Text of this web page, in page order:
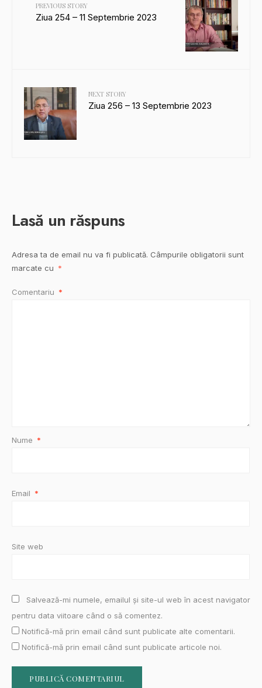
PREVIOUS STORY
Ziua 254 – 11 Septembrie 2023
NEXT STORY
Ziua 256 – 13 Septembrie 2023
Lasă un răspuns
Adresa ta de email nu va fi publicată. Câmpurile obligatorii sunt
marcate cu *
Comentariu *
Nume *
Email *
Site web
Salvează-mi numele, emailul și site-ul web în acest navigator
pentru data viitoare când o să comentez.
Notifică-mă prin email când sunt publicate alte comentarii.
Notifică-mă prin email când sunt publicate articole noi.